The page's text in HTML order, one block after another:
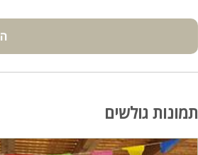
תמונות גולשים